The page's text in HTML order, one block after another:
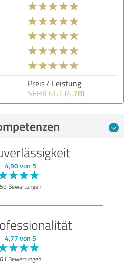
Preis / Leistung
SEHR GUT (4,78)
4,90 von 5
59 Bewertungen
4,77 von 5
61 Bewertungen